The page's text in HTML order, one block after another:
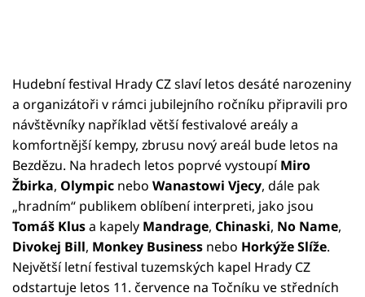
Hudební festival Hrady CZ slaví letos desáté narozeniny
a organizátoři v rámci jubilejního ročníku připravili pro
návštěvníky například větší festivalové areály a
komfortnější kempy, zbrusu nový areál bude letos na
Bezdězu. Na hradech letos poprvé vystoupíMiro
Žbirka, Olympic nebo Wanastowi Vjecy, dále pak
„hradním“ publikem oblíbení interpreti, jako jsou
Tomáš Klusa kapely Mandrage, Chinaski, No Name,
Divokej Bill, Monkey Business nebo Horkýže Slíže.
Největší letní festival tuzemských kapel Hrady CZ
odstartuje letos 11. července na Točníku ve středních